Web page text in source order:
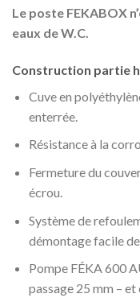
Le poste FEKABOX
eaux de W.C.
Construction partie
Cuve en
enterrée.
Résistance à la
Fermeture du
écrou.
Système de
démontage facile
Pompe FÉKA 600
passage 25 mm –